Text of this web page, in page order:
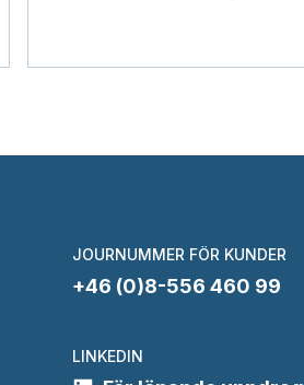
JOURNUMMER FÖR KUNDER
+46 (0)8-556 460 99
LINKEDIN